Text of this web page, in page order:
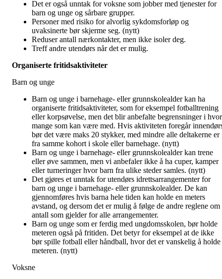
Det er også unntak for voksne som jobber med tjenester for
barn og unge og sårbare grupper.
Personer med risiko for alvorlig sykdomsforløp og
uvaksinerte bør skjerme seg. (nytt)
Reduser antall nærkontakter, men ikke isoler deg.
Treff andre utendørs når det er mulig.
Organiserte fritidsaktiviteter
Barn og unge
Barn og unge i barnehage- eller grunnskolealder kan ha
organiserte fritidsaktiviteter, som for eksempel fotballtrening
eller korpsøvelse, men det blir anbefalte begrensninger i hvor
mange som kan være med. Hvis aktiviteten foregår
bør det være maks 20 stykker, med mindre alle deltakerne er
fra samme kohort i skole eller barnehage. (nytt)
Barn og unge i barnehage- eller grunnskolealder kan trene
eller øve sammen, men vi anbefaler ikke å ha cuper, kamper
eller turneringer hvor barn fra ulike steder samles. (nytt)
Det gjøres et unntak for utendørs idrettsarrangementer for
barn og unge i barnehage- eller grunnskolealder. De kan
gjennomføres hvis barna hele tiden kan holde en meters
avstand, og dersom det er mulig å følge de andre reglene om
antall som gjelder for alle arrangementer.
Barn og unge som er ferdig med ungdomsskolen, bør holde
meteren også på fritiden. Det betyr for eksempel at de ikke
bør spille fotball eller håndball, hvor det er vanskelig å holde
meteren. (nytt)
Voksne